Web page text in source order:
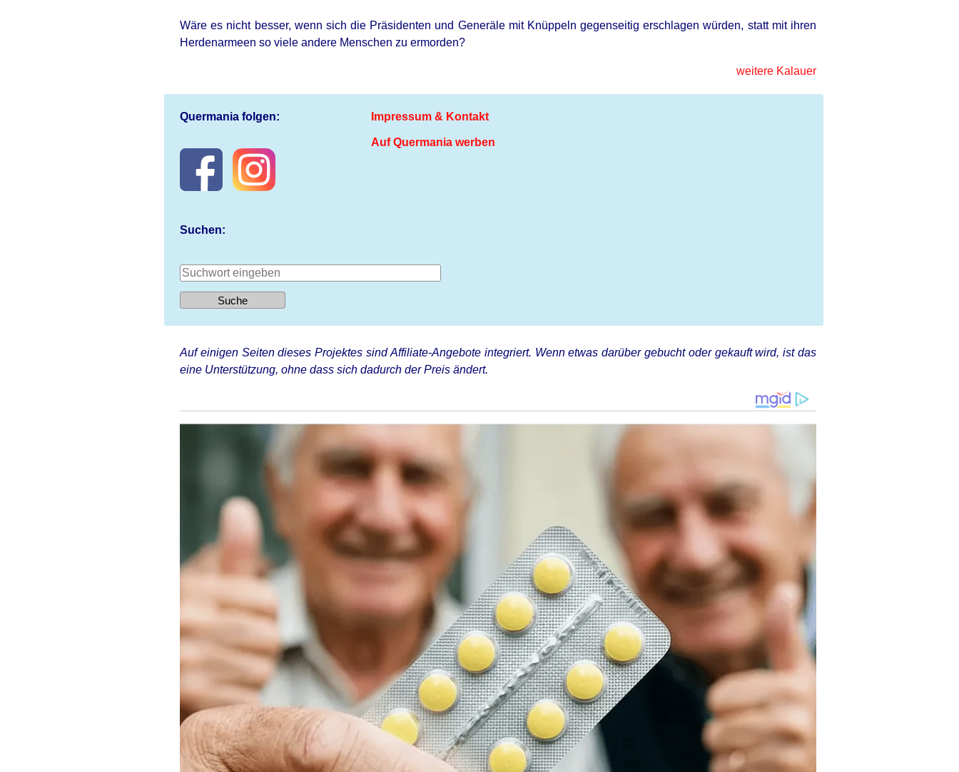
Wäre es nicht besser, wenn sich die Präsidenten und Generäle mit Knüppeln gegenseitig erschlagen würden, statt mit ihren
Herdenarmeen so viele andere Menschen zu ermorden?
weitere Kalauer
Quermania folgen: Impressum & Kontakt
Auf Quermania werben
Suchen:
Auf einigen Seiten dieses Projektes sind Affiliate-Angebote integriert. Wenn etwas darüber gebucht oder gekauft wird, ist das
eine Unterstützung, ohne dass sich dadurch der Preis ändert.